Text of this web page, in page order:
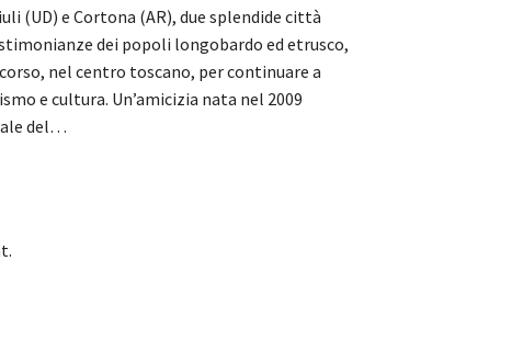
(UD) e Cortona (AR), due splendide città
dei popoli longobardo ed etrusco,
nel centro toscano, per continuare a
e cultura. Un’amicizia nata nel 2009
del…